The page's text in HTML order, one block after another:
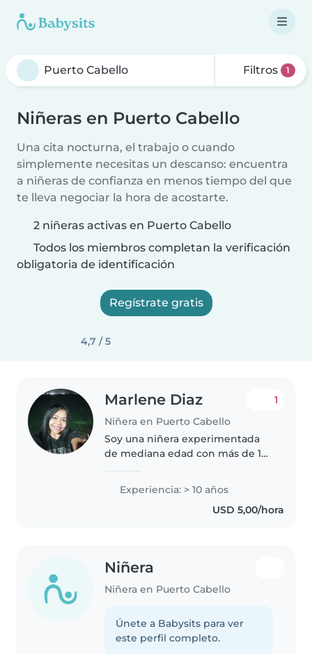
Filtros 1
Niñeras en Puerto Cabello
Una cita nocturna, el trabajo o cuando
simplemente necesitas un descanso: encuentra
a niñeras de confianza en menos tiempo del que
te lleva negociar la hora de acostarte.
2 niñeras activas en Puerto Cabello
Todos los miembros completan la verificación
obligatoria de identificación
Regístrate gratis
4,7 / 5
Marlene Diaz
Niñera en Puerto Cabello
1
Soy una niñera experimentada
de mediana edad con más de 10
niños de todas las edades, desde
bebés hasta adolescentes. Soy
responsable, amigable y
Experiencia: > 10 años
USD 5,00/hora
Niñera
Niñera en Puerto Cabello
Únete a Babysits para ver
este perfil completo.